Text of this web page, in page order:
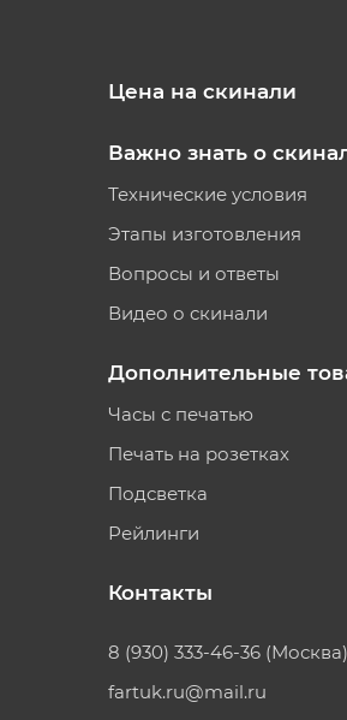
Цена на скинали
Важно знать о
Технические условия
Этапы изготовления
Вопросы и ответы
Видео о скинали
Дополнительные
Часы с печатью
Печать на розетках
Подсветка
Рейлинги
Контакты
8 (930) 333-46-36 (Москва)
fartuk.ru@mail.ru